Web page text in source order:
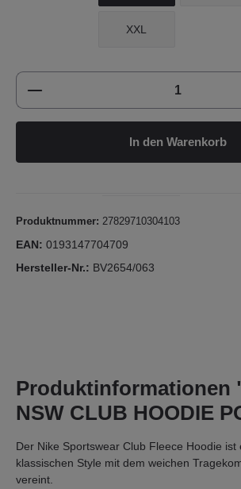
XXL
Produkt Anzahl: Gib den
In den Warenkorb
Produktnummer: 27829710304103
EAN: 0193147704709
Hersteller-Nr.: BV2654/063
Produktinformationen
NSW CLUB HOODIE
Der Nike Sportswear Club Fleece Hoodie ist
klassischen Style mit dem weichen
vereint.